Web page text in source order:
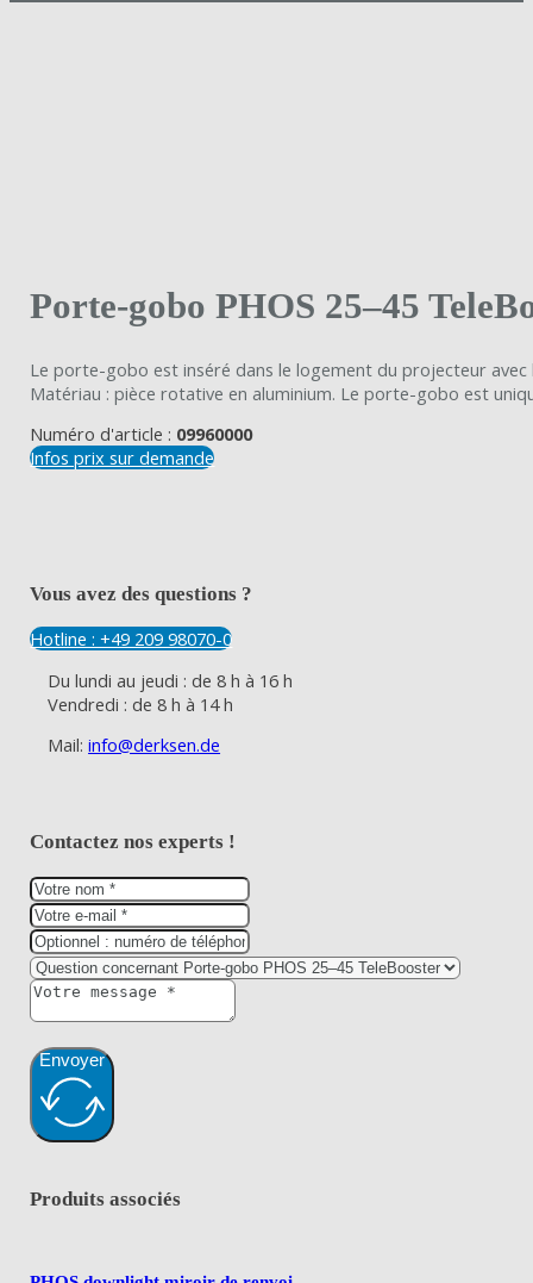
Porte-gobo PHOS 25–45
Le porte-gobo est inséré dans le logement du projecteur
Matériau : pièce rotative en aluminium. Le porte-gobo est
Numéro d'article : 09960000
Infos prix sur demande
Vous avez des questions ?
Hotline : +49 209 98070-0
Du lundi au jeudi : de 8 h à 16 h
Vendredi : de 8 h à 14 h
Mail:info@derksen.de
Contactez nos experts !
Envoyer
Produits associés